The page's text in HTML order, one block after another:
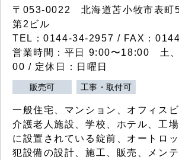
〒053-0022 北海道苫小牧市表
第2ビル
TEL：0144-34-2957 / FAX：
営業時間：平日 9:00〜18:00 土
00 / 定休日：日曜日
販売可 工事・取付可
一般住宅、マンション、オフィス
介護老人施設、学校、ホテル、工
に設置されている錠前、オートロ
犯設備の設計、施工、販売、メン